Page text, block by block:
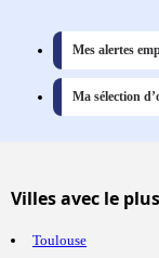
Mes alertes
Ma sélection
Villesavec le
Toulouse